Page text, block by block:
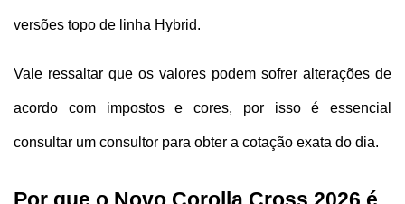
versões topo de linha Hybrid.
Vale ressaltar que os valores podem sofrer alterações de
acordo com impostos e cores, por isso é essencial
consultar um consultor para obter a cotação exata do dia.